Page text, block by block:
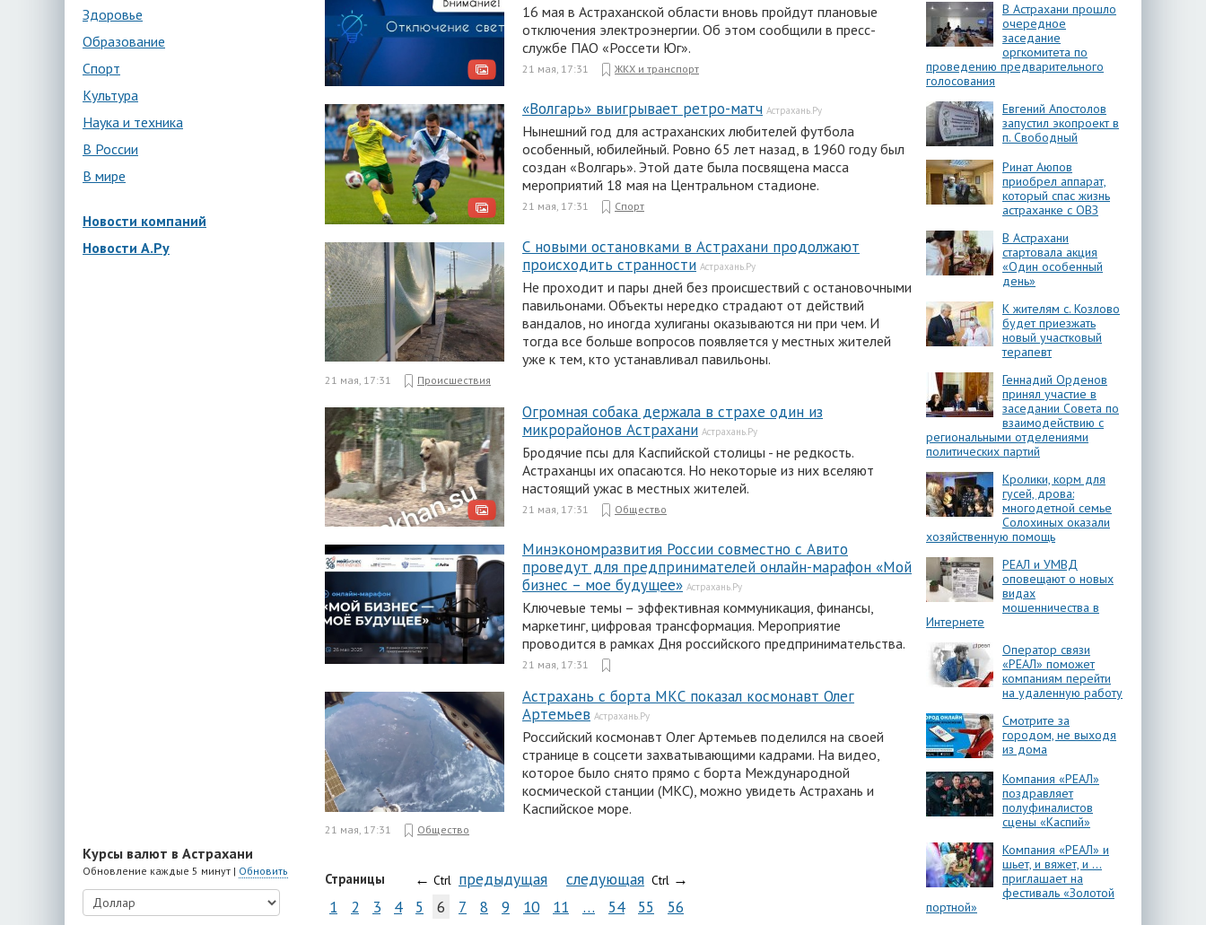
Здоровье
Образование
Спорт
Культура
Наука и техника
В России
В мире
Новости компаний
Новости А.Ру
Курсы валют в Астрахани
Обновление каждые 5 минут | Обновить
16 мая в Астраханской области вновь пройдут плановые
отключения электроэнергии. Об этом сообщили в пресс-
службе ПАО «Россети Юг».
21 мая, 17:31 ЖКХ и транспорт
«Волгарь» выигрывает ретро-матч Астрахань.Ру
Нынешний год для астраханских любителей футбола
особенный, юбилейный. Ровно 65 лет назад, в 1960 году был
создан «Волгарь». Этой дате была посвящена масса
мероприятий 18 мая на Центральном стадионе.
21 мая, 17:31 Спорт
С новыми остановками в Астрахани продолжают
происходить странности Астрахань.Ру
Не проходит и пары дней без происшествий с остановочными
павильонами. Объекты нередко страдают от действий
вандалов, но иногда хулиганы оказываются ни при чем. И
тогда все больше вопросов появляется у местных жителей
уже к тем, кто устанавливал павильоны.
21 мая, 17:31 Происшествия
Огромная собака держала в страхе один из
микрорайонов Астрахани Астрахань.Ру
Бродячие псы для Каспийской столицы - не редкость.
Астраханцы их опасаются. Но некоторые из них вселяют
настоящий ужас в местных жителей.
21 мая, 17:31 Общество
Минэкономразвития России совместно с Авито
проведут для предпринимателей онлайн-марафон «Мой
бизнес – мое будущее» Астрахань.Ру
Ключевые темы – эффективная коммуникация, финансы,
маркетинг, цифровая трансформация. Мероприятие
проводится в рамках Дня российского предпринимательства.
21 мая, 17:31
Астрахань с борта МКС показал космонавт Олег
Артемьев Астрахань.Ру
Российский космонавт Олег Артемьев поделился на своей
странице в соцсети захватывающими кадрами. На видео,
которое было снято прямо с борта Международной
космической станции (МКС), можно увидеть Астрахань и
Каспийское море.
21 мая, 17:31 Общество
Страницы ← Ctrl предыдущая следующая Ctrl →
1
2 3 4 5 6 7 8 9 10 11 … 54 55 56
В Астрахани прошло
очередное
заседание
оргкомитета по
проведению предварительного
голосования
Евгений Апостолов
запустил экопроект в
п. Свободный
Ринат Аюпов
приобрел аппарат,
который спас жизнь
астраханке с ОВЗ
В Астрахани
стартовала акция
«Один особенный
день»
К жителям с. Козлово
будет приезжать
новый участковый
терапевт
Геннадий Орденов
принял участие в
заседании Совета по
взаимодействию с
региональными отделениями
политических партий
Кролики, корм для
гусей, дрова:
многодетной семье
Солохиных оказали
хозяйственную помощь
РЕАЛ и УМВД
оповещают о новых
видах
мошенничества в
Интернете
Оператор связи
«РЕАЛ» поможет
компаниям перейти
на удаленную работу
Смотрите за
городом, не выходя
из дома
Компания «РЕАЛ»
поздравляет
полуфиналистов
сцены «Каспий»
Компания «РЕАЛ» и
шьет, и вяжет, и …
приглашает на
фестиваль «Золотой
портной»